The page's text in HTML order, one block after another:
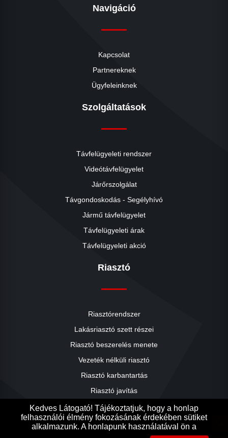
Navigáció
Kapcsolat
Partnereknek
Ügyfeleinknek
Szolgáltatások
Távfelügyeleti rendszer
Videótávfelügyelet
Járőrszolgálat
Távgondoskodás - Segélyhívó
Jármű távfelügyelet
Távfelügyeleti árak
Távfelügyeleti akció
Riasztó
Riasztórendszer
Lakásriasztó szett részei
Riasztó beszerelés menete
Vezeték nélküli riasztó
Riasztó karbantartás
Riasztó javítás
Riasztók árai
Riasztó akció
Kedves Látogató! Tájékoztatjuk, hogy a honlap
felhasználói élmény fokozásának érdekében sütiket
alkalmazunk. A honlapunk használatával ön a